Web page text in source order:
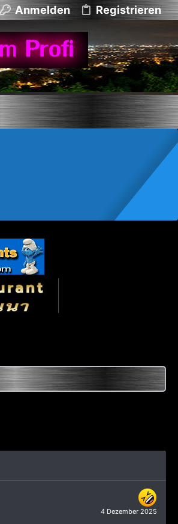
Anmelden Registrieren
4 Dezember 2025